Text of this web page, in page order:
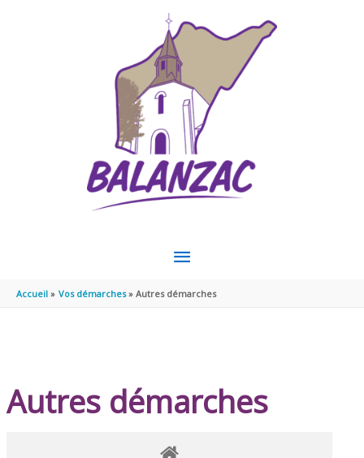
MENU
PRINCIPAL
Accueil Vos démarches Autres démarches
Autres démarches